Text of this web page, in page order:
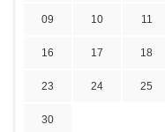
09 10 11
16 17 18
23 24 25
30